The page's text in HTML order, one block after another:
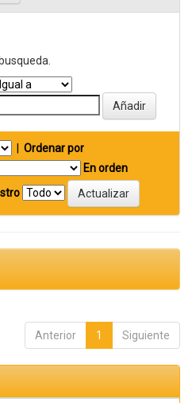
Ordenar por
En orden
Anterior 1 Siguiente